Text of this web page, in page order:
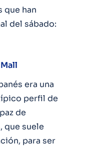
que han
del sábado:
era una
perfil de
de
que suele
para ser